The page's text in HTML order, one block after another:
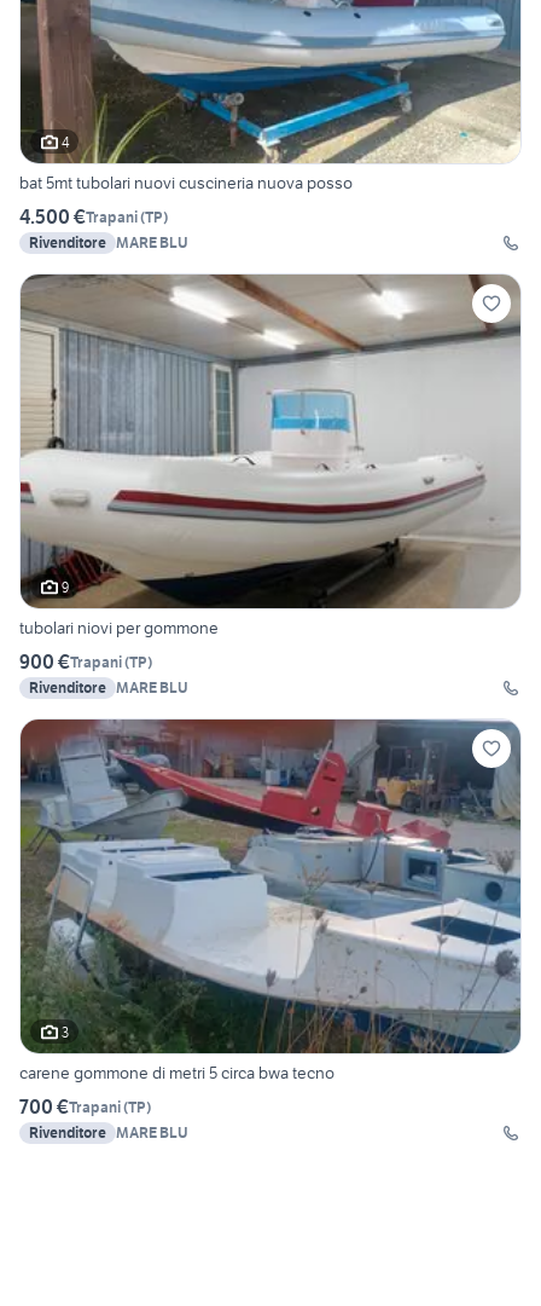
4
bat 5mt tubolari nuovi cuscineria nuova posso
4.500 €Trapani(TP)
Rivenditore MARE BLU
9
tubolari niovi per gommone
900 €Trapani(TP)
Rivenditore MARE BLU
3
carene gommone di metri 5 circa bwa tecno
700 €Trapani(TP)
Rivenditore MARE BLU